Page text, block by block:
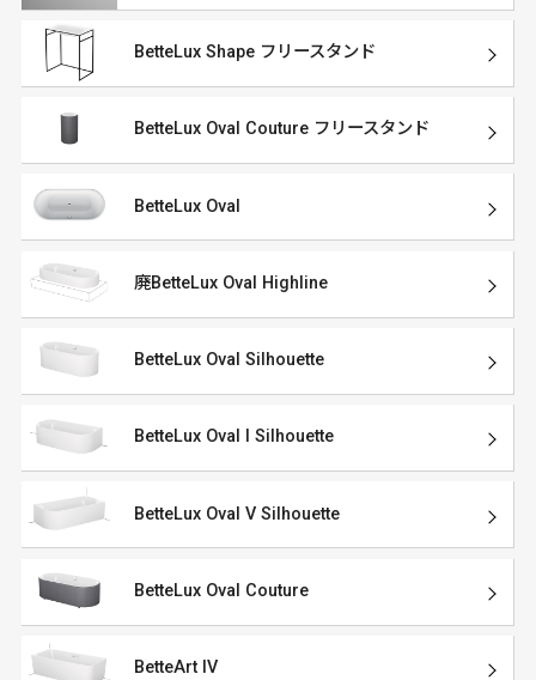
BetteLux Shape フリースタンド
BetteLux Oval Couture フリースタンド
BetteLux Oval
廃BetteLux Oval Highline
BetteLux Oval Silhouette
BetteLux Oval I Silhouette
BetteLux Oval V Silhouette
BetteLux Oval Couture
BetteArt IV